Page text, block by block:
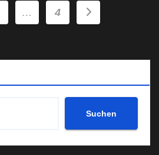
… 4
Suchen